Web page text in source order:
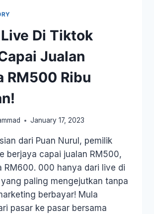
Di Tiktok
Jualan
RM500 Ribu
January 17, 2023
dari Puan Nurul, pemilik
berjaya capai jualan RM500,
RM600. 000 hanya dari live di
yang paling mengejutkan tanpa
berbayar! Mula
pasar ke pasar bersama